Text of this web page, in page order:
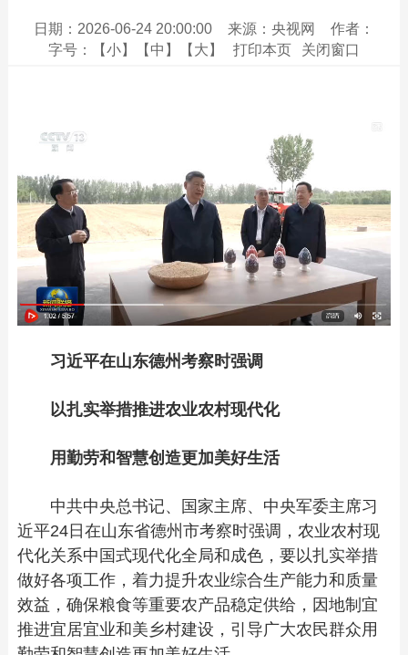
日期：2026-06-24 20:00:00 来源：央视网
作者：
字号：
【小】 【中】 【大】 打印本页 关闭窗口
习近平在山东德州考察时强调
以扎实举措推进农业农村现代化
用勤劳和智慧创造更加美好生活
中共中央总书记、国家主席、中央军委主席习
近平24日在山东省德州市考察时强调，农业农村现
代化关系中国式现代化全局和成色，要以扎实举措
做好各项工作，着力提升农业综合生产能力和质量
效益，确保粮食等重要农产品稳定供给，因地制宜
推进宜居宜业和美乡村建设，引导广大农民群众用